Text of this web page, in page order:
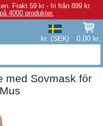
Frakt 59 kr - fri från 899 kr.
4000 produkter.
kr. (SEK) 0,00 kr.
med Sovmask för